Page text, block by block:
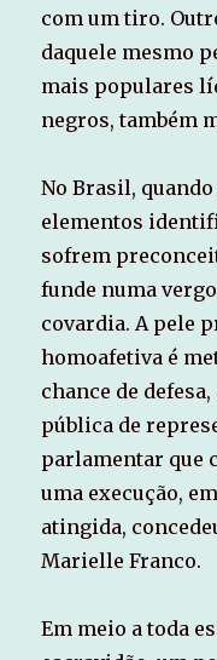
com um tiro.
daquele mesmo
mais populares
negros, também
No Brasil, quando
elementos
sofrem
funde numa
covardia. A pele
homoafetiva é
chance de
pública de
parlamentar que
uma execução,
atingida,
Marielle Franco.
Em meio a toda